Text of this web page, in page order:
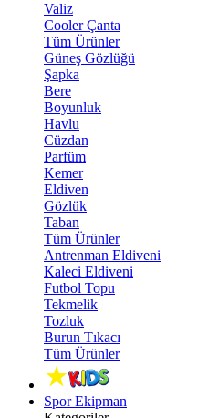
Valiz
Cooler Çanta
Tüm Ürünler
Güneş Gözlüğü
Şapka
Bere
Boyunluk
Havlu
Cüzdan
Parfüm
Kemer
Eldiven
Gözlük
Taban
Tüm Ürünler
Antrenman Eldiveni
Kaleci Eldiveni
Futbol Topu
Tekmelik
Tozluk
Burun Tıkacı
Tüm Ürünler
Spor Ekipman